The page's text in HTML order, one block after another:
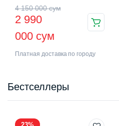
4 150 000сум
2 990
000 сум
Платная доставка по городу
Бестселлеры
23%